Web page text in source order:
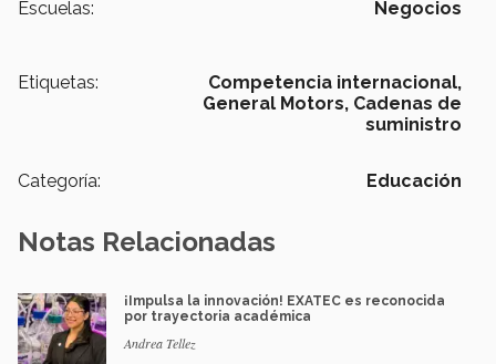
Escuelas: Negocios
Etiquetas:
Competencia internacional,
General Motors, Cadenas de
suministro
Categoría: Educación
Notas Relacionadas
¡Impulsa la innovación! EXATEC es reconocida
por trayectoria académica
Andrea Tellez